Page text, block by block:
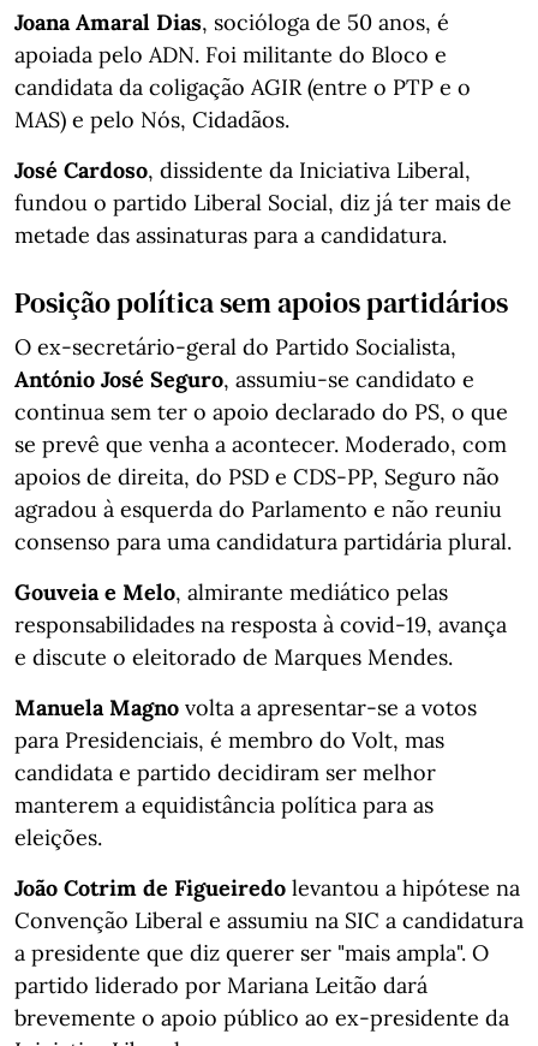
Joana Amaral Dias, socióloga de 50 anos, é
apoiada pelo ADN. Foi militante do Bloco e
candidata da coligação AGIR (entre o PTP e o
MAS) e pelo Nós, Cidadãos.
José Cardoso, dissidente da Iniciativa Liberal,
fundou o partido Liberal Social, diz já ter mais de
metade das assinaturas para a candidatura.
Posição política sem apoios partidários
O ex-secretário-geral do Partido Socialista,
António José Seguro, assumiu-se candidato e
continua sem ter o apoio declarado do PS, o que
se prevê que venha a acontecer. Moderado, com
apoios de direita, do PSD e CDS-PP, Seguro não
agradou à esquerda do Parlamento e não reuniu
consenso para uma candidatura partidária plural.
Gouveia e Melo, almirante mediático pelas
responsabilidades na resposta à covid-19, avança
e discute o eleitorado de Marques Mendes.
Manuela Magno volta a apresentar-se a votos
para Presidenciais, é membro do Volt, mas
candidata e partido decidiram ser melhor
manterem a equidistância política para as
eleições.
João Cotrim de Figueiredo levantou a hipótese na
Convenção Liberal e assumiu na SIC a candidatura
a presidente que diz querer ser "mais ampla". O
partido liderado por Mariana Leitão dará
brevemente o apoio público ao ex-presidente da